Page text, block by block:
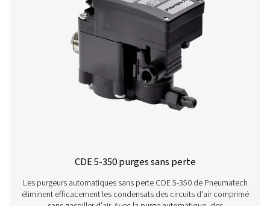
2,8 à 7 bar / 4,2 à 10 bar
MIN. PRESSION RECOMMANDÉE